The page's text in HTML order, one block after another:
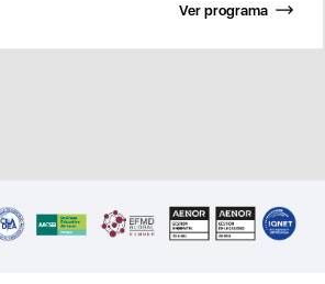
Ver programa